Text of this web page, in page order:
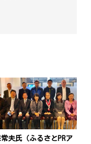
夫氏（ふるさとPRア